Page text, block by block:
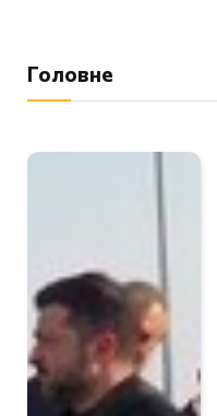
Головне